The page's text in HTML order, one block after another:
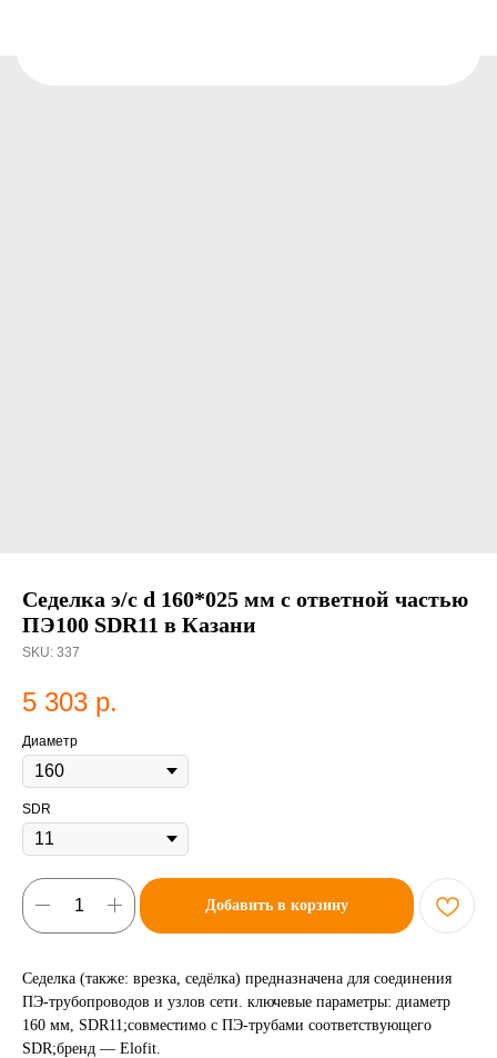
Седелка э/с d 160*025 мм с ответной частью
ПЭ100 SDR11 в Казани
SKU: 337
5 303 р.
Диаметр
SDR
Добавить в корзину
Седелка (также: врезка, седёлка) предназначена для соединения
ПЭ-трубопроводов и узлов сети. ключевые параметры: диаметр
160 мм, SDR11;совместимо с ПЭ-трубами соответствующего
SDR;бренд — Elofit.